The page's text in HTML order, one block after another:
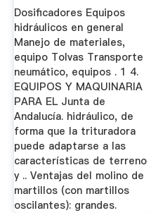
Dosificadores Equipos
hidráulicos en general
Manejo de materiales,
equipo Tolvas Transporte
neumático, equipos . 1 4.
EQUIPOS Y MAQUINARIA
PARA EL Junta de
Andalucía. hidráulico, de
forma que la trituradora
puede adaptarse a las
características de terreno
y .. Ventajas del molino de
martillos (con martillos
oscilantes): grandes.